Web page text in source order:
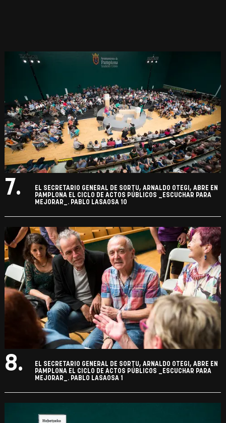
7.
EL SECRETARIO GENERAL DE SORTU, ARNALDO OTEGI, ABRE EN
PAMPLONA EL CICLO DE ACTOS PÚBLICOS _ESCUCHAR PARA
MEJORAR_. PABLO LASAOSA 10
8.
EL SECRETARIO GENERAL DE SORTU, ARNALDO OTEGI, ABRE EN
PAMPLONA EL CICLO DE ACTOS PÚBLICOS _ESCUCHAR PARA
MEJORAR_. PABLO LASAOSA 1